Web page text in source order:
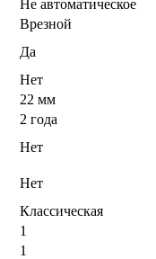
Не автоматическое
Врезной
Да
Нет
22 мм
2 года
Нет
Нет
Классическая
1
1